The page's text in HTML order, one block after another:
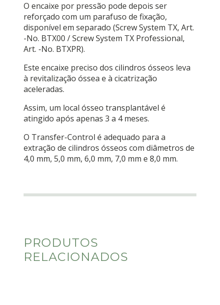
O encaixe por pressão pode depois ser
reforçado com um parafuso de fixação,
disponível em separado (Screw System TX, Art.
-No. BTX00 / Screw System TX Professional,
Art. -No. BTXPR).
Este encaixe preciso dos cilindros ósseos leva
à revitalização óssea e à cicatrização
aceleradas.
Assim, um local ósseo transplantável é
atingido após apenas 3 a 4 meses.
O Transfer-Control é adequado para a
extração de cilindros ósseos com diâmetros de
4,0 mm, 5,0 mm, 6,0 mm, 7,0 mm e 8,0 mm.
PRODUTOS
RELACIONADOS